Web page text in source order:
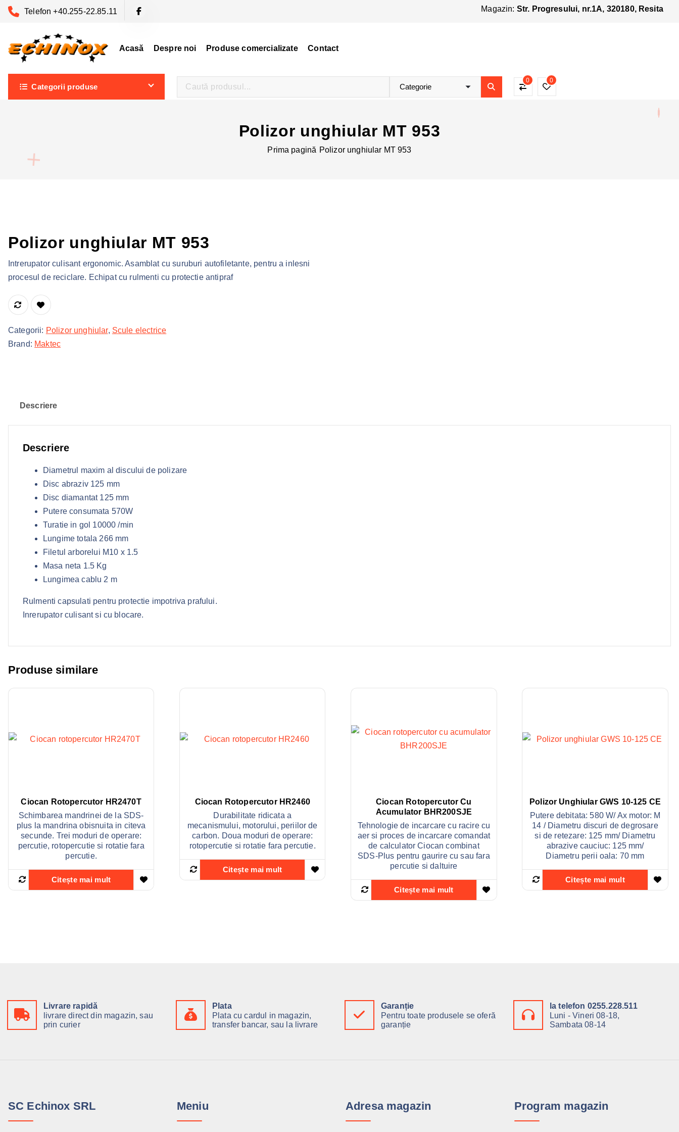
Telefon +40.255-22.85.11 Magazin: Str. Progresului, nr.1A, 320180, Resita
Acasă Despre noi Produse comercializate Contact
Categorii produse
0 0
Polizor unghiular MT 953
Prima pagină Polizor unghiular MT 953
Polizor unghiular MT 953
Intrerupator culisant ergonomic. Asamblat cu suruburi autofiletante, pentru a inlesni
procesul de reciclare. Echipat cu rulmenti cu protectie antipraf
Categorii: Polizor unghiular, Scule electrice
Brand: Maktec
Descriere
Descriere
Diametrul maxim al discului de polizare
Disc abraziv 125 mm
Disc diamantat 125 mm
Putere consumata 570W
Turatie in gol 10000 /min
Lungime totala 266 mm
Filetul arborelui M10 x 1.5
Masa neta 1.5 Kg
Lungimea cablu 2 m
Rulmenti capsulati pentru protectie impotriva prafului.
Inrerupator culisant si cu blocare.
Produse similare
Ciocan Rotopercutor HR2470T
Schimbarea mandrinei de la SDS-
plus la mandrina obisnuita in citeva
secunde. Trei moduri de operare:
percutie, rotopercutie si rotatie fara
percutie.
Citește mai mult
Ciocan Rotopercutor HR2460
Durabilitate ridicata a
mecanismului, motorului, periilor de
carbon. Doua moduri de operare:
rotopercutie si rotatie fara percutie.
Citește mai mult
Ciocan Rotopercutor Cu
Acumulator BHR200SJE
Tehnologie de incarcare cu racire cu
aer si proces de incarcare comandat
de calculator Ciocan combinat
SDS-Plus pentru gaurire cu sau fara
percutie si daltuire
Citește mai mult
Polizor Unghiular GWS 10-125 CE
Putere debitata: 580 W/ Ax motor: M
14 / Diametru discuri de degrosare
si de retezare: 125 mm/ Diametru
abrazive cauciuc: 125 mm/
Diametru perii oala: 70 mm
Citește mai mult
Livrare rapidă
livrare direct din magazin, sau
prin curier
Plata
Plata cu cardul in magazin,
transfer bancar, sau la livrare
Garanție
Pentru toate produsele se oferă
garanție
la telefon 0255.228.511
Luni - Vineri 08-18,
Sambata 08-14
SC Echinox SRL Meniu Adresa magazin Program magazin